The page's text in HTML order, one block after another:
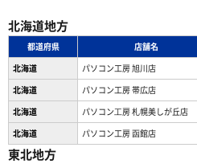
北海道地方
都道府県 店舗名
北海道
パソコン工房 旭川店
北海道
パソコン工房 帯広店
北海道
パソコン⼯房 札幌美しが丘店
北海道
パソコン工房 函館店
東北地方